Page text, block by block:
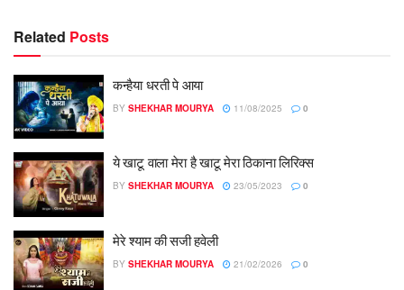
Related Posts
कन्हैया धरती पे आया
BY SHEKHAR MOURYA 11/08/2025 0
ये खाटू वाला मेरा है खाटू मेरा ठिकाना लिरिक्स
BY SHEKHAR MOURYA 23/05/2023 0
मेरे श्याम की सजी हवेली
BY SHEKHAR MOURYA 21/02/2026 0